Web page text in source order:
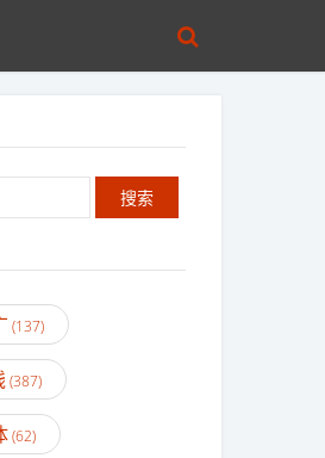
(137)
(387)
(62)